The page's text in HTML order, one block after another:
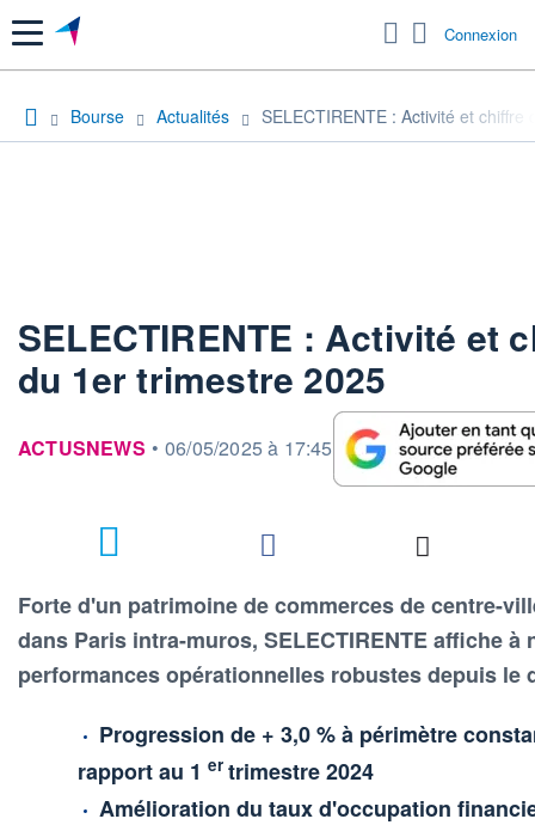
Menu Connexion
Bourse Actualités SELECTIRENTE : Activité et
SELECTIRENTE : Activité et
du 1er trimestre 2025
information fournie par
ACTUSNEWS • 06/05/2025 à 17:45
Forte d'un patrimoine de commerces de centre-
dans Paris intra-muros, SELECTIRENTE affiche à
performances opérationnelles robustes depuis le
Progression de + 3,0 % à périmètre
rapport au 1 er trimestre 2024
Amélioration du taux d'occupation